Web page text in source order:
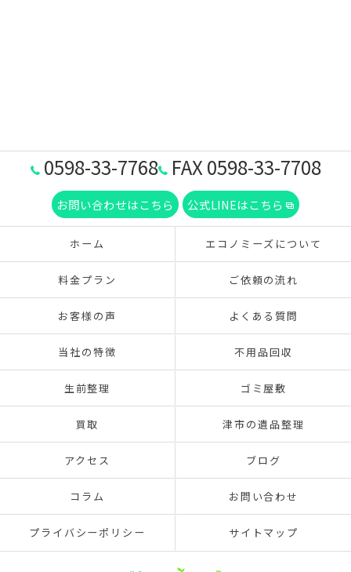
0598-33-7768 FAX 0598-33-7708
お問い合わせはこちら 公式LINEはこちら
ホーム エコノミーズについて
料金プラン ご依頼の流れ
お客様の声 よくある質問
当社の特徴 不用品回収
生前整理 ゴミ屋敷
買取 津市の遺品整理
アクセス ブログ
コラム お問い合わせ
プライバシーポリシー サイトマップ